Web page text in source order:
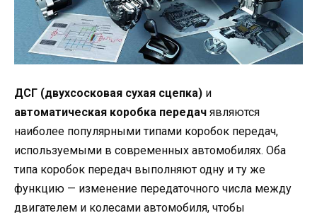
ДСГ (двухсосковая сухая сцепка) и
автоматическая коробка передач являются
наиболее популярными типами коробок передач,
используемыми в современных автомобилях. Оба
типа коробок передач выполняют одну и ту же
функцию — изменение передаточного числа между
двигателем и колесами автомобиля, чтобы